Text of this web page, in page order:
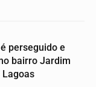
perseguido e
bairro Jardim